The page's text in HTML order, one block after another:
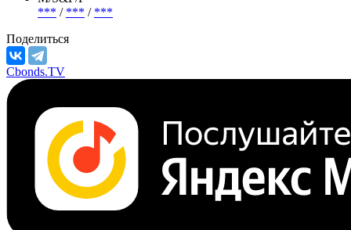
*** / *** / ***
Поделиться
Cbonds.TV